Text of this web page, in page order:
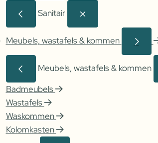
Sanitair
Meubels, wastafels & kommen
Meubels, wastafels & kommen
Badmeubels
Wastafels
Waskommen
Kolomkasten